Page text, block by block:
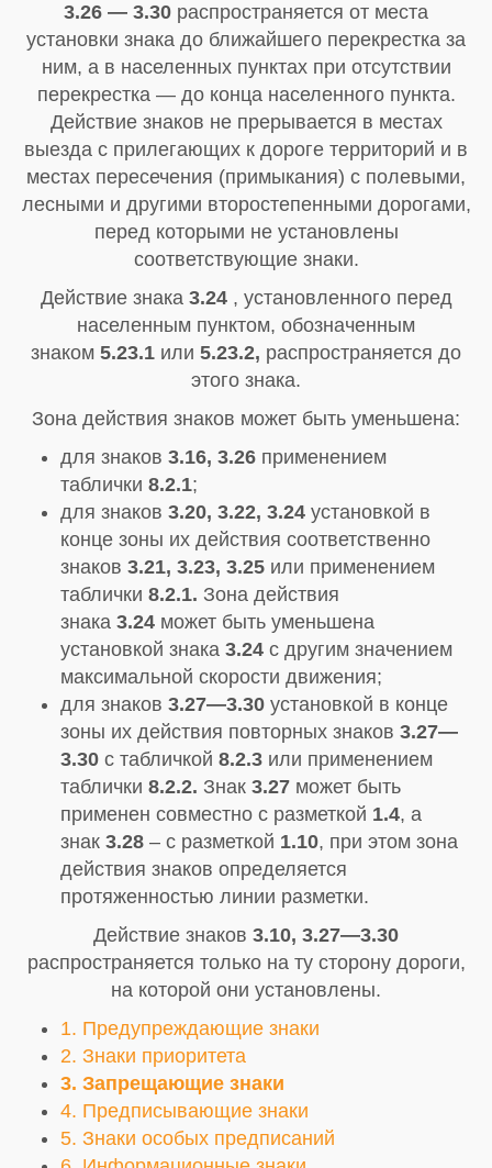
3.26 — 3.30 распространяется от места
установки знака до ближайшего перекрестка за
ним, а в населенных пунктах при отсутствии
перекрестка — до конца населенного пункта.
Действие знаков не прерывается в местах
выезда с прилегающих к дороге территорий и в
местах пересечения (примыкания) с полевыми,
лесными и другими второстепенными дорогами,
перед которыми не установлены
соответствующие знаки.
Действие знака 3.24, установленного перед
населенным пунктом, обозначенным
знаком 5.23.1 или 5.23.2, распространяется до
этого знака.
Зона действия знаков может быть уменьшена:
для знаков 3.16, 3.26 применением
таблички 8.2.1;
для знаков 3.20, 3.22, 3.24 установкой в
конце зоны их действия соответственно
знаков 3.21, 3.23, 3.25 или применением
таблички 8.2.1. Зона действия
знака 3.24 может быть уменьшена
установкой знака 3.24 с другим значением
максимальной скорости движения;
для знаков 3.27—3.30 установкой в конце
зоны их действия повторных знаков 3.27—
3.30 с табличкой 8.2.3 или применением
таблички 8.2.2. Знак 3.27 может быть
применен совместно с разметкой 1.4, а
знак 3.28 – с разметкой 1.10, при этом зона
действия знаков определяется
протяженностью линии разметки.
Действие знаков 3.10, 3.27—3.30
распространяется только на ту сторону дороги,
на которой они установлены.
1. Предупреждающие знаки
2. Знаки приоритета
3. Запрещающие знаки
4. Предписывающие знаки
5. Знаки особых предписаний